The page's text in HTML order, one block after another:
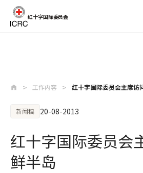
红十字国际委员会
工作内容 红十字国际委员会主席访
新闻稿 20-08-2013
红十字国际委员会
鲜半岛